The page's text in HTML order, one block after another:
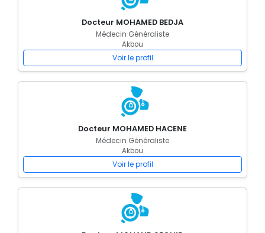
Docteur MOHAMED BEDJA
Médecin Généraliste
Akbou
Voir le profil
Docteur MOHAMED HACENE
Médecin Généraliste
Akbou
Voir le profil